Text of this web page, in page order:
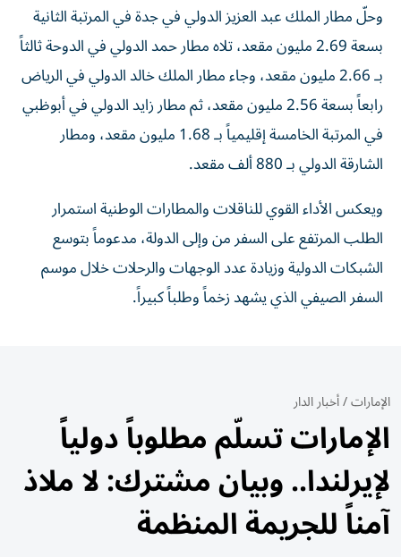
وحلّ مطار الملك عبد العزيز الدولي في جدة في المرتبة الثانية
بسعة 2.69 مليون مقعد، تلاه مطار حمد الدولي في الدوحة ثالثاً
بـ 2.66 مليون مقعد، وجاء مطار الملك خالد الدولي في الرياض
رابعاً بسعة 2.56 مليون مقعد، ثم مطار زايد الدولي في أبوظبي
في المرتبة الخامسة إقليمياً بـ 1.68 مليون مقعد، ومطار
الشارقة الدولي بـ 880 ألف مقعد.
ويعكس الأداء القوي للناقلات والمطارات الوطنية استمرار
الطلب المرتفع على السفر من وإلى الدولة، مدعوماً بتوسع
الشبكات الدولية وزيادة عدد الوجهات والرحلات خلال موسم
السفر الصيفي الذي يشهد زخماً وطلباً كبيراً.
الإمارات/أخبار الدار
الإمارات تسلّم مطلوباً دولياً
لإيرلندا.. وبيان مشترك: لا ملاذ
آمناً للجريمة المنظمة